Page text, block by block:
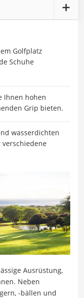
Golfplatz
Schuhe
Ihnen hohen
Grip bieten.
wasserdichten
Ausrüstung,
Neben
-bällen und